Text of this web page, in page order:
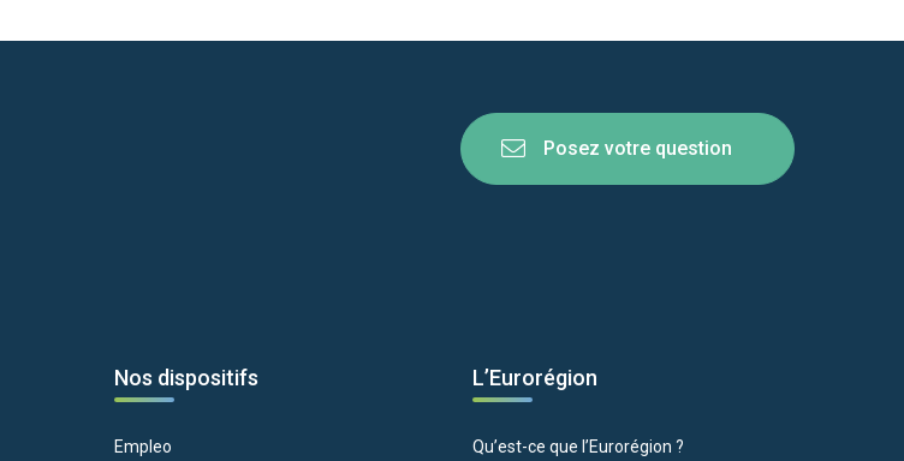
Posez votre question
Nos dispositifs
Empleo
L’Eurorégion
Qu’est-ce que l’Eurorégion ?